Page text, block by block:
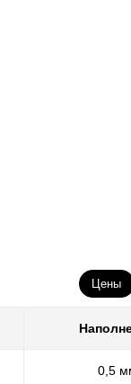
Цены
0,5